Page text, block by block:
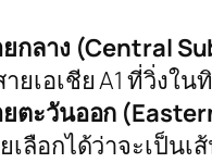
ยกลาง (Central
ยเอเชีย A1 ที่วิ่งใ
ยตะวันออก
เลือกได้ว่าจะเป็น